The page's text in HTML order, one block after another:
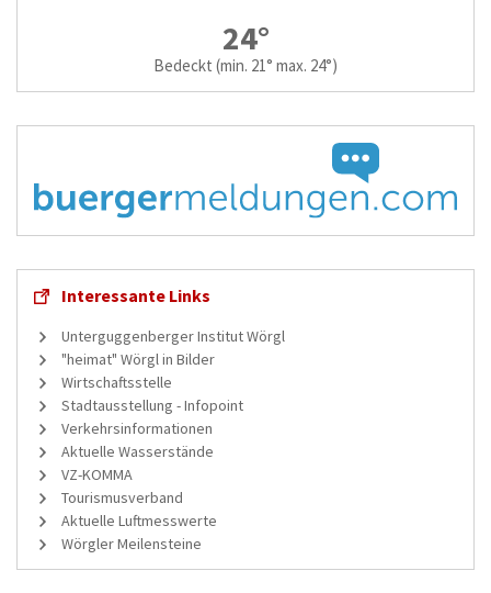
24°
Bedeckt (min. 21° max. 24°)
Interessante Links
Unterguggenberger Institut Wörgl
"heimat" Wörgl in Bilder
Wirtschaftsstelle
Stadtausstellung - Infopoint
Verkehrsinformationen
Aktuelle Wasserstände
VZ-KOMMA
Tourismusverband
Aktuelle Luftmesswerte
Wörgler Meilensteine